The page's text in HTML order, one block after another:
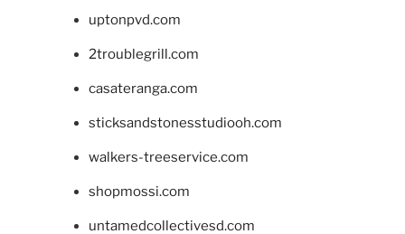
uptonpvd.com
2troublegrill.com
casateranga.com
sticksandstonesstudiooh.com
walkers-treeservice.com
shopmossi.com
untamedcollectivesd.com